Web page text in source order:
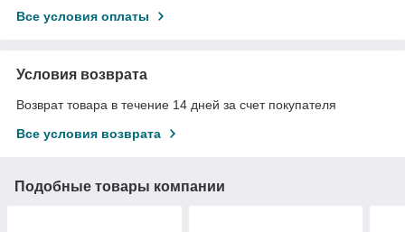
Все условия оплаты
Условия возврата
Возврат товара в течение 14 дней за счет покупателя
Все условия возврата
Подобные товары компании